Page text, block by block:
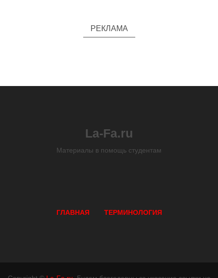
РЕКЛАМА
La-Fa.ru
Материалы в помощь студентам
ГЛАВНАЯ ТЕРМИНОЛОГИЯ